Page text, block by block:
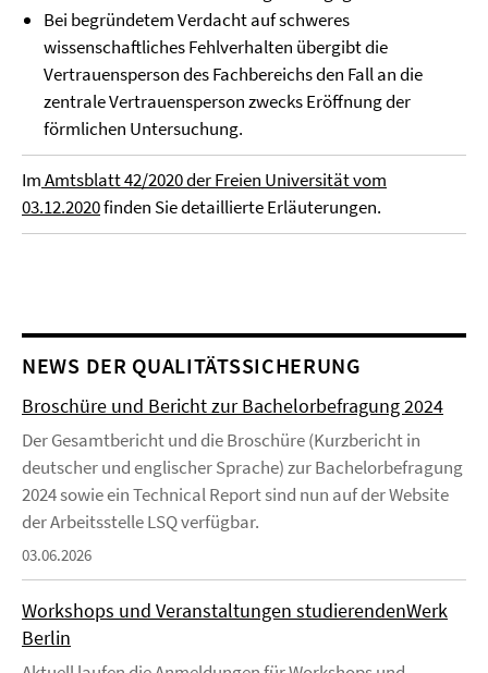
Bei begründetem Verdacht auf schweres
wissenschaftliches Fehlverhalten übergibt die
Vertrauensperson des Fachbereichs den Fall an die
zentrale Vertrauensperson zwecks Eröffnung der
förmlichen Untersuchung.
ImAmtsblatt 42/2020 der Freien Universität vom
03.12.2020finden Sie detaillierte Erläuterungen.
NEWS DER QUALITÄTSSICHERUNG
Broschüre und Bericht zur Bachelorbefragung 2024
Der Gesamtbericht und die Broschüre (Kurzbericht in
deutscher und englischer Sprache) zur Bachelorbefragung
2024 sowie ein Technical Report sind nun auf der Website
der Arbeitsstelle LSQ verfügbar.
03.06.2026
Workshops und Veranstaltungen studierendenWerk
Berlin